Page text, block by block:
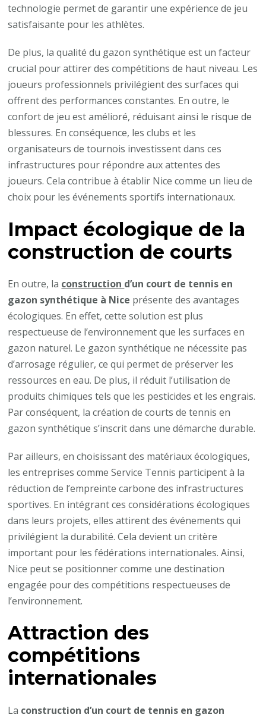
technologie permet de garantir une expérience de jeu
satisfaisante pour les athlètes.
De plus, la qualité du gazon synthétique est un facteur
crucial pour attirer des compétitions de haut niveau. Les
joueurs professionnels privilégient des surfaces qui
offrent des performances constantes. En outre, le
confort de jeu est amélioré, réduisant ainsi le risque de
blessures. En conséquence, les clubs et les
organisateurs de tournois investissent dans ces
infrastructures pour répondre aux attentes des
joueurs. Cela contribue à établir Nice comme un lieu de
choix pour les événements sportifs internationaux.
Impact écologique de la
construction de courts
En outre, la construction d’un court de tennis en
gazon synthétique à Nice présente des avantages
écologiques. En effet, cette solution est plus
respectueuse de l’environnement que les surfaces en
gazon naturel. Le gazon synthétique ne nécessite pas
d’arrosage régulier, ce qui permet de préserver les
ressources en eau. De plus, il réduit l’utilisation de
produits chimiques tels que les pesticides et les engrais.
Par conséquent, la création de courts de tennis en
gazon synthétique s’inscrit dans une démarche durable.
Par ailleurs, en choisissant des matériaux écologiques,
les entreprises comme Service Tennis participent à la
réduction de l’empreinte carbone des infrastructures
sportives. En intégrant ces considérations écologiques
dans leurs projets, elles attirent des événements qui
privilégient la durabilité. Cela devient un critère
important pour les fédérations internationales. Ainsi,
Nice peut se positionner comme une destination
engagée pour des compétitions respectueuses de
l’environnement.
Attraction des
compétitions
internationales
La construction d’un court de tennis en gazon